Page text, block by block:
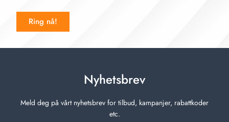
Ring nå!
Nyhetsbrev
Meld deg på vårt nyhetsbrev for tilbud, kampanjer, rabattkoder
etc.